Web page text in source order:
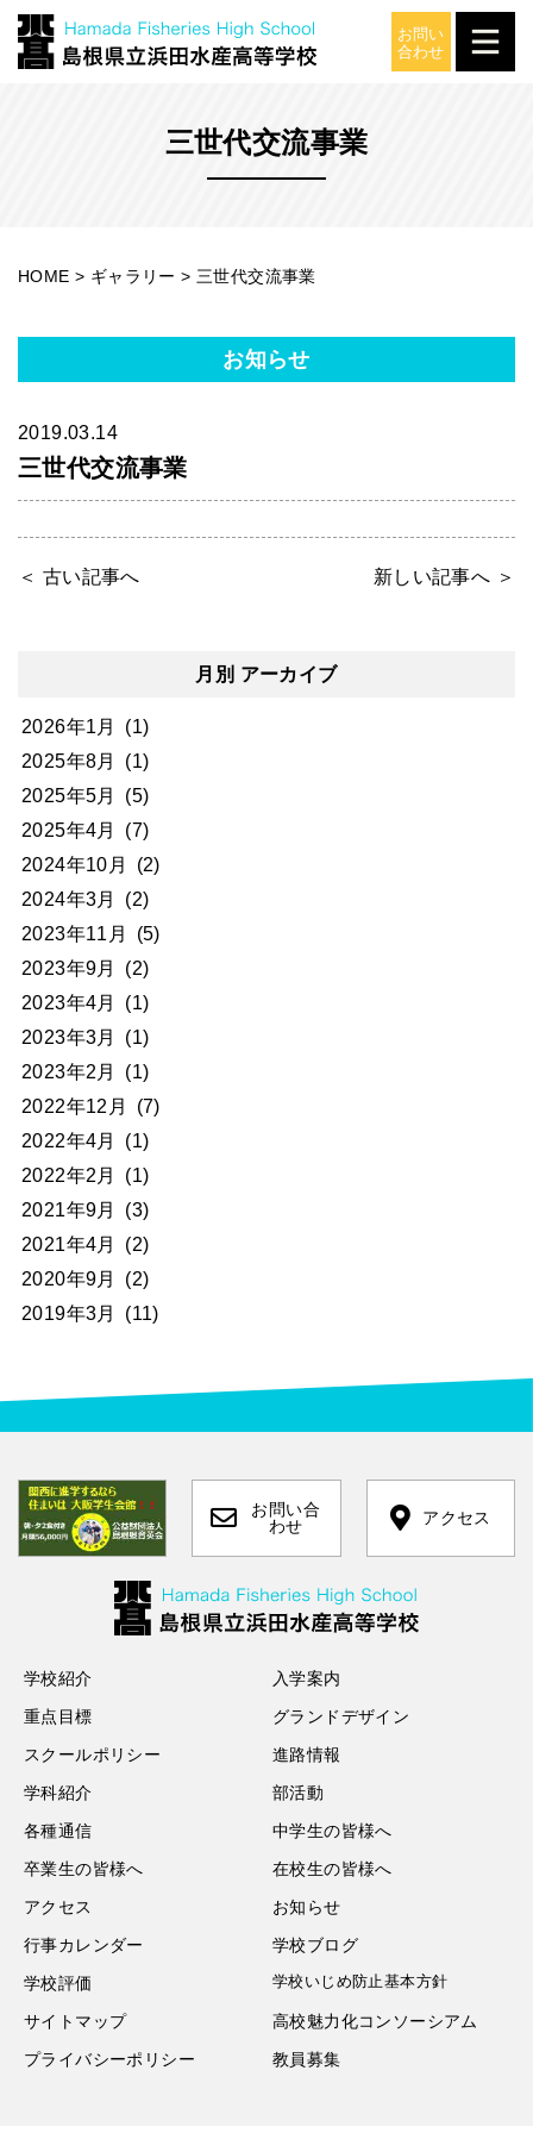
三世代交流事業
ギャラリー
HOME > ギャラリー > 三世代交流事業
月別 アーカイブ
2026年1月
(1)
2025年8月
(1)
2025年5月
(5)
2025年4月
(7)
2024年10月
(2)
2024年3月
(2)
2023年11月
(5)
2023年9月
(2)
2023年4月
(1)
2023年3月
(1)
2023年2月
(1)
2022年12月
(7)
2022年4月
(1)
2022年2月
(1)
2021年9月
(3)
2021年4月
(2)
2020年9月
(2)
2019年3月
(11)
お知らせ
2019.03.14
三世代交流事業
＜ 古い記事へ 新しい記事へ ＞
お問い合
わせ
アクセス
学校紹介
入学案内
重点目標
グランドデザイン
スクールポリシー
進路情報
学科紹介
部活動
各種通信
中学生の皆様へ
卒業生の皆様へ
在校生の皆様へ
アクセス
お知らせ
行事カレンダー
学校ブログ
学校評価
学校いじめ防止基本方針
サイトマップ
高校魅力化コンソーシアム
プライバシーポリシー
教員募集